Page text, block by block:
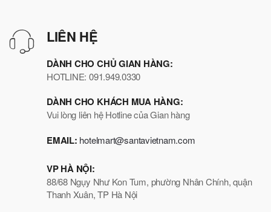
LIÊN HỆ
DÀNH CHO CHỦ GIAN HÀNG:
HOTLINE: 091.949.0330
DÀNH CHO KHÁCH MUA HÀNG:
Vui lòng liên hệ Hotline của Gian hàng
EMAIL: hotelmart@santavietnam.com
VP HÀ NỘI:
88/68 Ngụy Như Kon Tum, phường Nhân Chính, quận
Thanh Xuân, TP Hà Nội